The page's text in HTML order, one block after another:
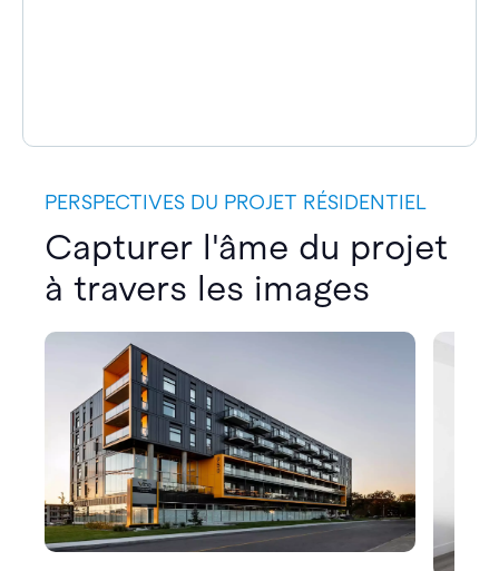
PERSPECTIVES DU PROJET RÉSIDENTIEL
Capturer l'âme du projet
à travers les images